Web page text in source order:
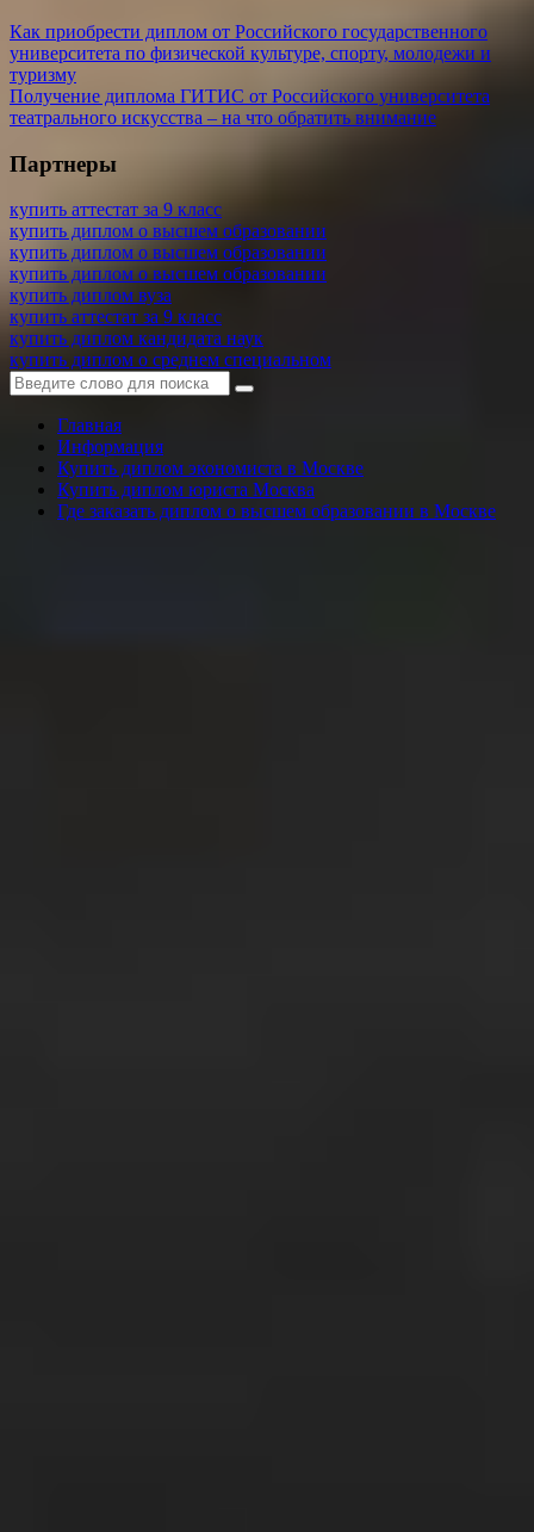
Как приобрести диплом от Российского государственного
университета по физической культуре, спорту, молодежи и
туризму
Получение диплома ГИТИС от Российского университета
театрального искусства – на что обратить внимание
Партнеры
купить аттестат за 9 класс
купить диплом о высшем образовании
купить диплом о высшем образовании
купить диплом о высшем образовании
купить диплом вуза
купить аттестат за 9 класс
купить диплом кандидата наук
купить диплом о среднем специальном
Главная
Информация
Купить диплом экономиста в Москве
Купить диплом юриста Москва
Где заказать диплом о высшем образовании в Москве